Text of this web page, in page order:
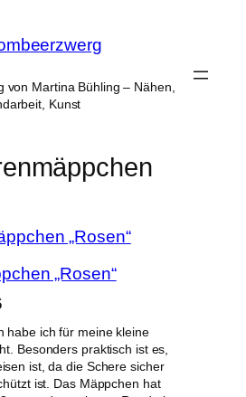
von Martina Bühling – Nähen,
Kunst
„Rosen“
habe ich für meine kleine
Besonders praktisch ist es,
ist, da die Schere sicher
ist. Das Mäppchen hat